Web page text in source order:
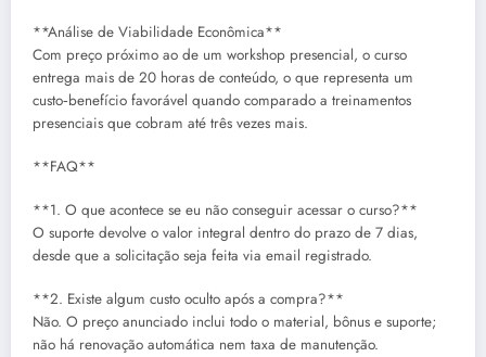
**Análise de Viabilidade Econômica**
Com preço próximo ao de um workshop presencial, o curso
entrega mais de 20 horas de conteúdo, o que representa um
custo‑benefício favorável quando comparado a treinamentos
presenciais que cobram até três vezes mais.
**FAQ**
**1. O que acontece se eu não conseguir acessar o curso?**
O suporte devolve o valor integral dentro do prazo de 7 dias,
desde que a solicitação seja feita via email registrado.
**2. Existe algum custo oculto após a compra?**
Não. O preço anunciado inclui todo o material, bônus e suporte;
não há renovação automática nem taxa de manutenção.